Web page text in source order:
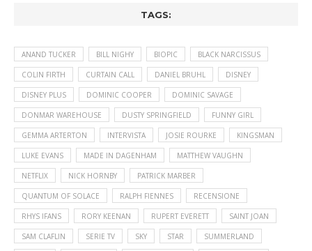
TAGS:
ANAND TUCKER BILL NIGHY BIOPIC BLACK NARCISSUS
COLIN FIRTH CURTAIN CALL DANIEL BRUHL DISNEY
DISNEY PLUS DOMINIC COOPER DOMINIC SAVAGE
DONMAR WAREHOUSE DUSTY SPRINGFIELD FUNNY GIRL
GEMMA ARTERTON INTERVISTA JOSIE ROURKE KINGSMAN
LUKE EVANS MADE IN DAGENHAM MATTHEW VAUGHN
NETFLIX NICK HORNBY PATRICK MARBER
QUANTUM OF SOLACE RALPH FIENNES RECENSIONE
RHYS IFANS RORY KEENAN RUPERT EVERETT SAINT JOAN
SAM CLAFLIN SERIE TV SKY STAR SUMMERLAND